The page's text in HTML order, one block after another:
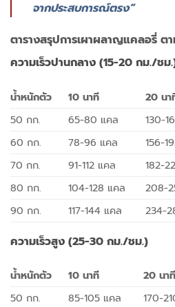
จากประสบการณ์ตรง”
ตารางสรุปการเผาผลาญแคลอรี่
ความเร็วปานกลาง (15-20 กม./ชม
น้ำหนักตัว 10 นาที 20 นา
50 กก.
65-80 แคล 130-
60 กก.
78-96 แคล 156-
70 กก.
91-112 แคล 182-
80 กก.
104-128 แคล 208-
90 กก.
117-144 แคล 234-
ความเร็วสูง (25-30 กม./ชม.)
น้ำหนักตัว 10 นาที 20 นาที
50 กก.
85-105 แคล 170-